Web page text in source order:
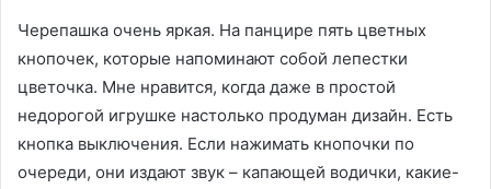
Черепашка очень яркая. На панцире пять цветных
кнопочек, которые напоминают собой лепестки
цветочка. Мне нравится, когда даже в простой
недорогой игрушке настолько продуман дизайн. Есть
кнопка выключения. Если нажимать кнопочки по
очереди, они издают звук – капающей водички, какие-